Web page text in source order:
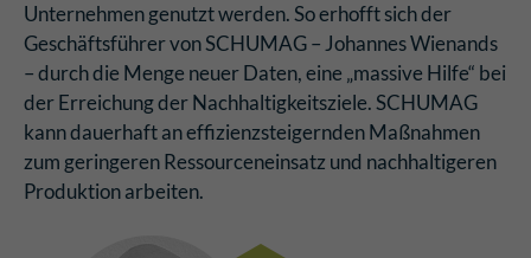
Unternehmen genutzt werden. So erhofft sich der
Geschäftsführer von SCHUMAG – Johannes Wienands
– durch die Menge neuer Daten, eine „massive Hilfe“ bei
der Erreichung der Nachhaltigkeitsziele. SCHUMAG
kann dauerhaft an effizienzsteigernden Maßnahmen
zum geringeren Ressourceneinsatz und nachhaltigeren
Produktion arbeiten.